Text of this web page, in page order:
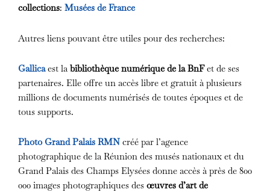
collections: Musées de France
Autres liens pouvant être utiles pour des recherches:
Gallicaest labibliothèque numérique de la BnFet de ses
partenaires. Elle offre un accès libre et gratuit à plusieurs
millions de documents numérisés de toutes époques et de
tous supports.
Photo Grand Palais RMN créé par l’agence
photographique de la Réunion des musés nationaux et du
Grand Palais des Champs Elysées donne accès à près de 800
000 images photographiques des œuvres d’art de